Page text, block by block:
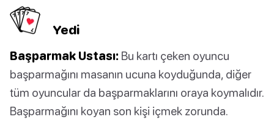
Yedi
Başparmak Ustası: Bu kartı çeken oyuncu
başparmağını masanın ucuna koyduğunda, diğer
tüm oyuncular da başparmaklarını oraya koymalıdır.
Başparmağını koyan son kişi içmek zorunda.